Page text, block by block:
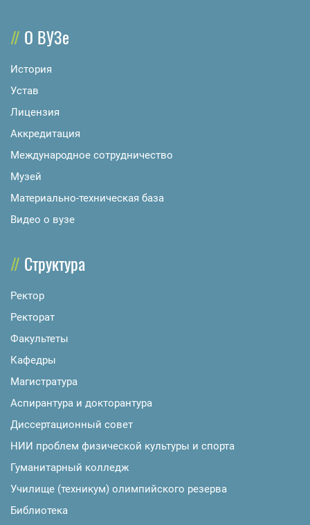
О ВУЗе
История
Устав
Лицензия
Аккредитация
Международное сотрудничество
Музей
Материально-техническая база
Видео о вузе
Структура
Ректор
Ректорат
Факультеты
Кафедры
Магистратура
Аспирантура и докторантура
Диссертационный совет
НИИ проблем физической культуры и спорта
Гуманитарный колледж
Училище (техникум) олимпийского резерва
Библиотека